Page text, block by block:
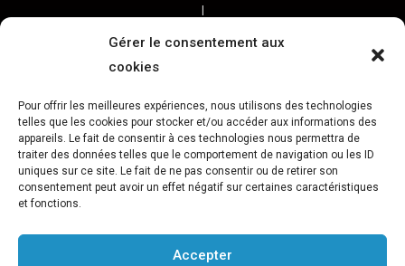
Gérer le consentement aux
cookies
Pour offrir les meilleures expériences, nous utilisons des technologies
telles que les cookies pour stocker et/ou accéder aux informations des
appareils. Le fait de consentir à ces technologies nous permettra de
traiter des données telles que le comportement de navigation ou les ID
uniques sur ce site. Le fait de ne pas consentir ou de retirer son
consentement peut avoir un effet négatif sur certaines caractéristiques
et fonctions.
Accepter
PPROGRAMME DES BALADES URBAINES 2025
Programme SORTIES URBAN SKETCHER 2024-2025 :
Archives URBAN SKETCHERS ESSONNE
ATELIERS CULTURELS STREET ART JEU URBAIN « JeSuisMaVille »
L’ASSOCIATION
Gâteau d’Evry-C.
Retour sur 15 ans d’actions Préfigurations
FESTIVAL VILLES &TOILES-programme 2024